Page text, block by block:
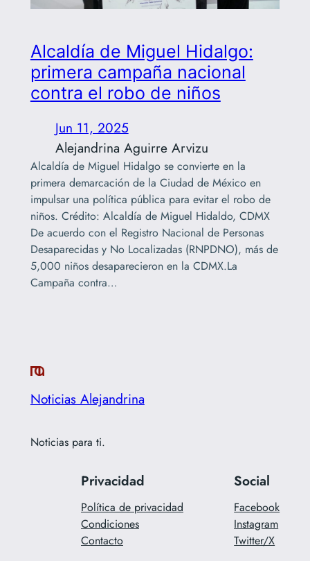
Alcaldía de Miguel Hidalgo:
primera campaña nacional
contra el robo de niños
Jun 11, 2025
Alejandrina Aguirre Arvizu
Alcaldía de Miguel Hidalgo se convierte en la
primera demarcación de la Ciudad de México en
impulsar una política pública para evitar el robo de
niños. Crédito: Alcaldía de Miguel Hidaldo, CDMX
De acuerdo con el Registro Nacional de Personas
Desaparecidas y No Localizadas (RNPDNO), más de
5,000 niños desaparecieron en la CDMX.La
Campaña contra…
Noticias Alejandrina
Noticias para ti.
Privacidad
Política de privacidad
Condiciones
Contacto
Social
Facebook
Instagram
Twitter/X